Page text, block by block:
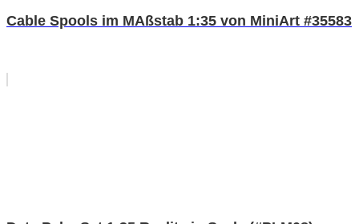
Cable Spools im MAßstab 1:35 von MiniArt #35583